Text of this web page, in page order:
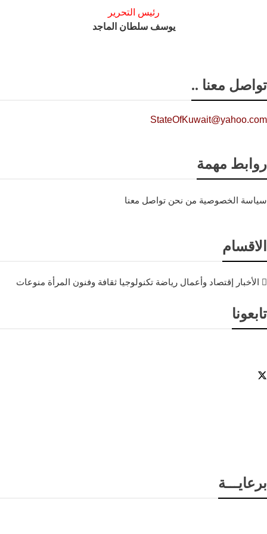
رئيس التحرير
يوسف سلطان الماجد
تواصل معنا ..
StateOfKuwait@yahoo.com
روابط مهمة
سياسة الخصوصية من نحن تواصل معنا
الاقسام
الأخبار إقتصاد وأعمال رياضة تكنولوجيا ثقافة وفنون المرأة منوعات
تابعونا
برعايـــة